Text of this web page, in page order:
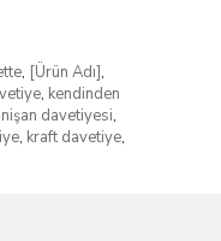
, [Ürün Adı],
, kendinden
nişan davetiyesi,
, kraft davetiye,